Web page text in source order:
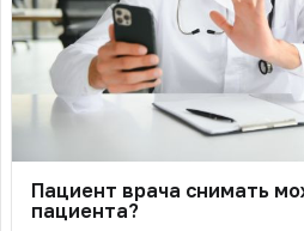
Пациент врача снимать
пациента?